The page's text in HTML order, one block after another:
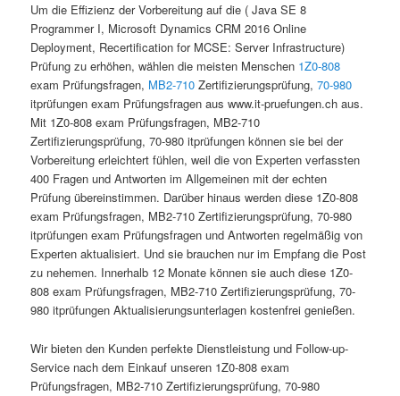
Um die Effizienz der Vorbereitung auf die ( Java SE 8
Programmer I, Microsoft Dynamics CRM 2016 Online
Deployment, Recertification for MCSE: Server Infrastructure)
Prüfung zu erhöhen, wählen die meisten Menschen 1Z0-808
exam Prüfungsfragen, MB2-710 Zertifizierungsprüfung,70-980
itprüfungen exam Prüfungsfragen aus www.it-pruefungen.ch aus.
Mit 1Z0-808 exam Prüfungsfragen, MB2-710
Zertifizierungsprüfung, 70-980 itprüfungen können sie bei der
Vorbereitung erleichtert fühlen, weil die von Experten verfassten
400 Fragen und Antworten im Allgemeinen mit der echten
Prüfung übereinstimmen. Darüber hinaus werden diese 1Z0-808
exam Prüfungsfragen, MB2-710 Zertifizierungsprüfung, 70-980
itprüfungen exam Prüfungsfragen und Antworten regelmäßig von
Experten aktualisiert. Und sie brauchen nur im Empfang die Post
zu nehemen. Innerhalb 12 Monate können sie auch diese 1Z0-
808 exam Prüfungsfragen, MB2-710 Zertifizierungsprüfung, 70-
980 itprüfungen Aktualisierungsunterlagen kostenfrei genießen.
Wir bieten den Kunden perfekte Dienstleistung und Follow-up-
Service nach dem Einkauf unseren 1Z0-808 exam
Prüfungsfragen, MB2-710 Zertifizierungsprüfung, 70-980